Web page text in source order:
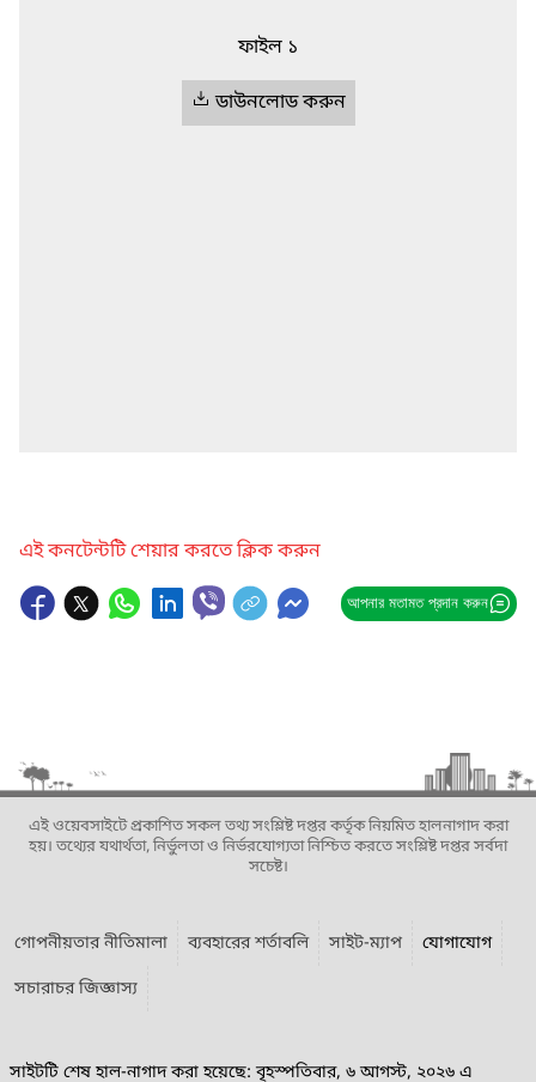
ফাইল ১
ডাউনলোড করুন
এই কনটেন্টটি শেয়ার করতে ক্লিক করুন
আপনার মতামত প্রদান করুন
এই ওয়েবসাইটে প্রকাশিত সকল তথ্য সংশ্লিষ্ট দপ্তর কর্তৃক নিয়মিত হালনাগাদ করা
হয়। তথ্যের যথার্থতা, নির্ভুলতা ও নির্ভরযোগ্যতা নিশ্চিত করতে সংশ্লিষ্ট দপ্তর সর্বদা
সচেষ্ট।
গোপনীয়তার নীতিমালা ব্যবহারের শর্তাবলি সাইট-ম্যাপ
যোগাযোগ
সচারাচর জিজ্ঞাস্য
সাইটটি শেষ হাল-নাগাদ করা হয়েছে: বৃহস্পতিবার, ৬ আগস্ট, ২০২৬ এ